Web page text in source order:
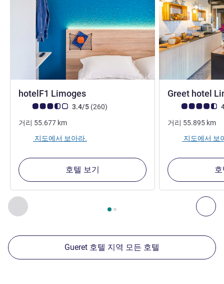
이전 - 주변에 있는 다른 시설 다
2/ 페이지 , 주변에 있는 다른 시설 1 :, 주변에 있는 다른 시
hotelF1 Limoges
고객 평점 (ALL 평가)
3.4/5 (260리뷰
)
거리 55.677 km
지도에서 보아라.
호텔 보기
Greet hotel
고객 평점 (ALL 평
거리 55.895 km
지도에서 보
Gueret 호텔 지역 모든 호텔